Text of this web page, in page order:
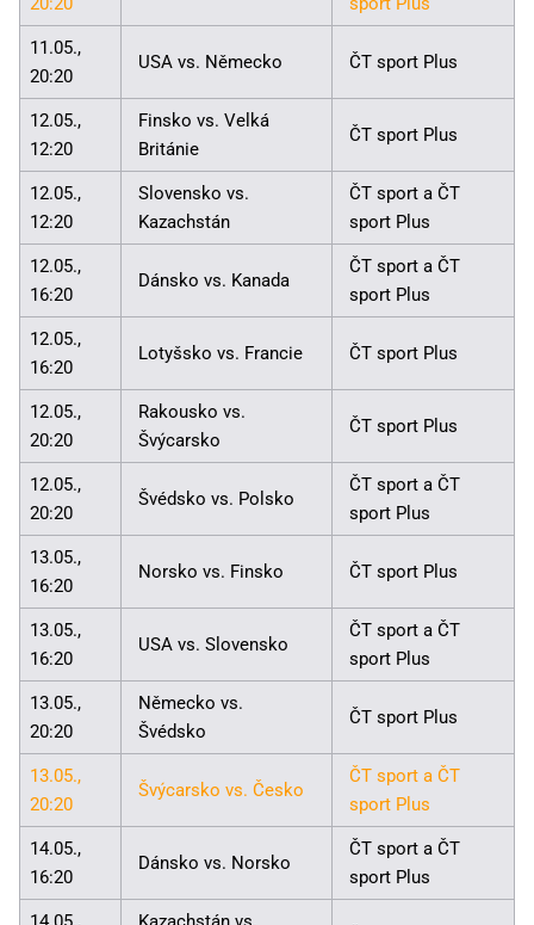
11.05.,
20:20
USA vs. Německo ČT sport Plus
12.05.,
12:20
Finsko vs. Velká
Británie
ČT sport Plus
12.05.,
12:20
Slovensko vs.
Kazachstán
ČT sport a ČT
sport Plus
12.05.,
16:20
Dánsko vs. Kanada
ČT sport a ČT
sport Plus
12.05.,
16:20
Lotyšsko vs. Francie ČT sport Plus
12.05.,
20:20
Rakousko vs.
Švýcarsko
ČT sport Plus
12.05.,
20:20
Švédsko vs. Polsko
ČT sport a ČT
sport Plus
13.05.,
16:20
Norsko vs. Finsko ČT sport Plus
13.05.,
16:20
USA vs. Slovensko
ČT sport a ČT
sport Plus
13.05.,
20:20
Německo vs.
Švédsko
ČT sport Plus
13.05.,
20:20
Švýcarsko vs. Česko
ČT sport a ČT
sport Plus
14.05.,
16:20
Dánsko vs. Norsko
ČT sport a ČT
sport Plus